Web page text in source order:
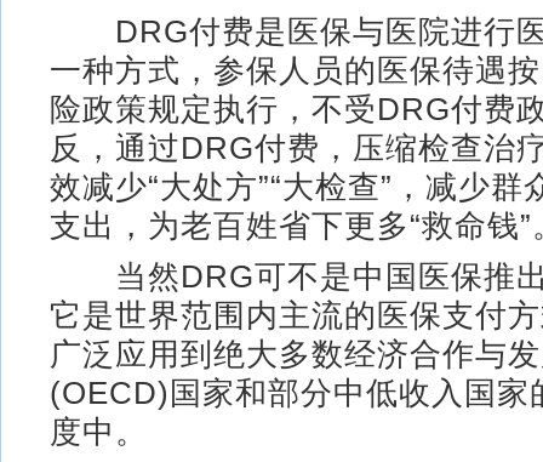
DRG付费是医保与医院进行
一种方式，参保人员的医保待遇
险政策规定执行，不受DRG付费
反，通过DRG付费，压缩检查治
效减少“大处方”“大检查”，减少群
支出，为老百姓省下更多“救命钱”
当然DRG可不是中国医保推出
它是世界范围内主流的医保支付
广泛应用到绝大多数经济合作与
(OECD)国家和部分中低收入国家
度中。